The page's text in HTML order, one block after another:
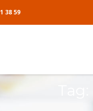
de artículos
38 59